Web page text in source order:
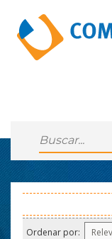
Ordenar por: